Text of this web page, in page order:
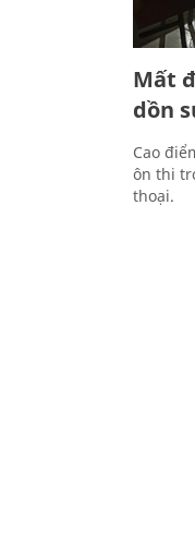
Mất
dồn
Cao
ôn thi
thoại.